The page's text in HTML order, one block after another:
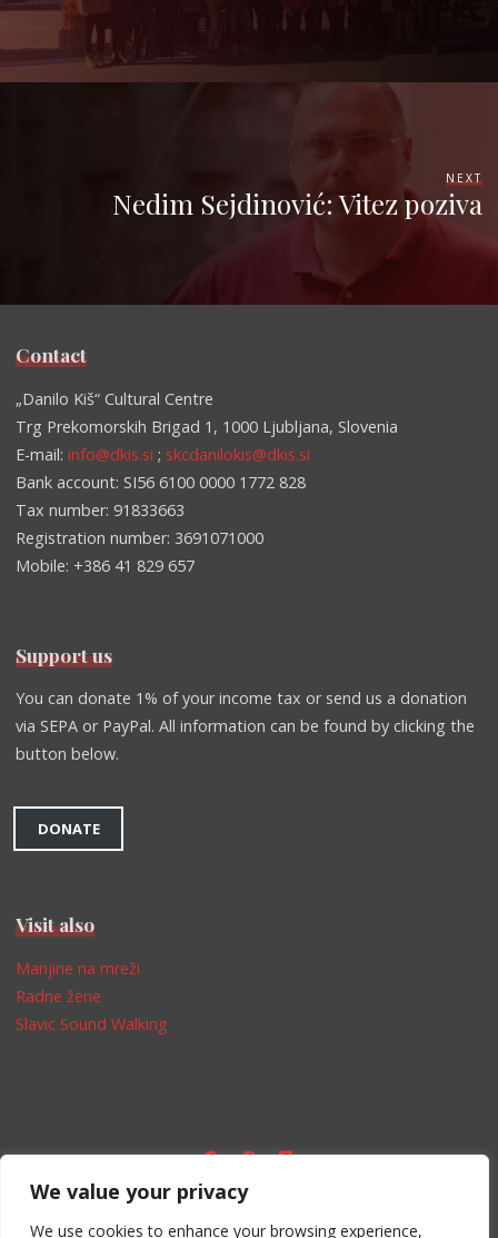
We value your privacy
We use cookies to enhance your browsing experience,
NEXT
Nedim Sejdinović: Vitez poziva
Contact
„Danilo Kiš“ Cultural Centre
Trg Prekomorskih Brigad 1, 1000 Ljubljana, Slovenia
E-mail:info@dkis.si ; skcdanilokis@dkis.si
Bank account: SI56 6100 0000 1772 828
Tax number: 91833663
Registration number: 3691071000
Mobile: +386 41 829 657
Support us
You can donate 1% of your income tax or send us a donation
via SEPA or PayPal. All information can be found by clicking the
button below.
DONATE
Visit also
Manjine na mreži
Radne žene
Slavic Sound Walking
Impressum